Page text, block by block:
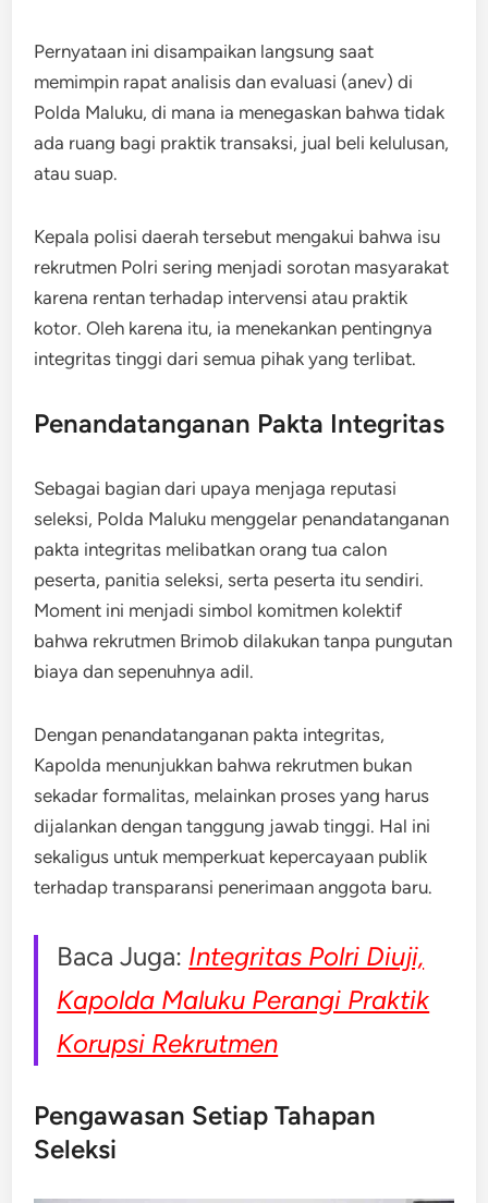
Pernyataan ini disampaikan langsung saat
memimpin rapat analisis dan evaluasi (anev) di
Polda Maluku, di mana ia menegaskan bahwa tidak
ada ruang bagi praktik transaksi, jual beli kelulusan,
atau suap.
Kepala polisi daerah tersebut mengakui bahwa isu
rekrutmen Polri sering menjadi sorotan masyarakat
karena rentan terhadap intervensi atau praktik
kotor. Oleh karena itu, ia menekankan pentingnya
integritas tinggi dari semua pihak yang terlibat.
Penandatanganan Pakta Integritas
Sebagai bagian dari upaya menjaga reputasi
seleksi, Polda Maluku menggelar penandatanganan
pakta integritas melibatkan orang tua calon
peserta, panitia seleksi, serta peserta itu sendiri.
Moment ini menjadi simbol komitmen kolektif
bahwa rekrutmen Brimob dilakukan tanpa pungutan
biaya dan sepenuhnya adil.
Dengan penandatanganan pakta integritas,
Kapolda menunjukkan bahwa rekrutmen bukan
sekadar formalitas, melainkan proses yang harus
dijalankan dengan tanggung jawab tinggi. Hal ini
sekaligus untuk memperkuat kepercayaan publik
terhadap transparansi penerimaan anggota baru.
Baca Juga: Integritas Polri Diuji,
Kapolda Maluku Perangi Praktik
Korupsi Rekrutmen
Pengawasan Setiap Tahapan
Seleksi